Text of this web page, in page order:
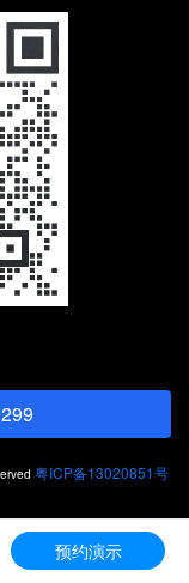
粤ICP备13020851号
预约演示